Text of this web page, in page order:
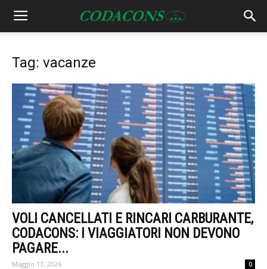
Tag: vacanze
VOLI CANCELLATI E RINCARI CARBURANTE,
CODACONS: I VIAGGIATORI NON DEVONO
PAGARE...
Maggio 11, 2026 0